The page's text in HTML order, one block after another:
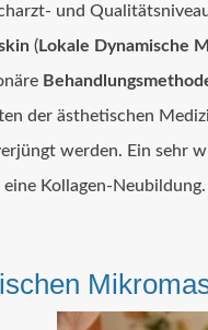
und
(Lokale Dynamische
der ästhetischen
werden. Ein sehr
Kollagen-Neubildung.